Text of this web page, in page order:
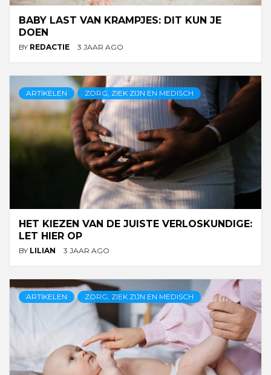
BABY LAST VAN KRAMPJES: DIT KUN JE
DOEN
BY REDACTIE 3 JAAR AGO
ARTIKELEN ZORG, ZIEK ZIJN EN MEDISCH
HET KIEZEN VAN DE JUISTE VERLOSKUNDIGE:
LET HIER OP
BY LILIAN 3 JAAR AGO
ARTIKELEN ZORG, ZIEK ZIJN EN MEDISCH